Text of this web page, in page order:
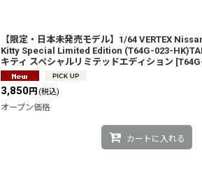
【限定・日本未発売モデル】1/64 VERTEX
Kitty Special Limited Edition (T64G-023-
キティ スペシャルリミテッドエディション [
3,850円 (税込)
オープン価格
カートに入れる